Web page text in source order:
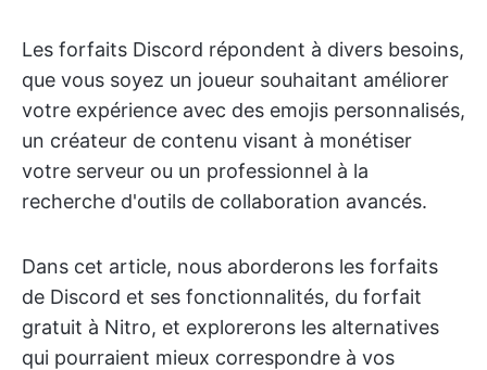
Les forfaits Discord répondent à divers besoins,
que vous soyez un joueur souhaitant améliorer
votre expérience avec des emojis personnalisés,
un créateur de contenu visant à monétiser
votre serveur ou un professionnel à la
recherche d'outils de collaboration avancés.
Dans cet article, nous aborderons les forfaits
de Discord et ses fonctionnalités, du forfait
gratuit à Nitro, et explorerons les alternatives
qui pourraient mieux correspondre à vos